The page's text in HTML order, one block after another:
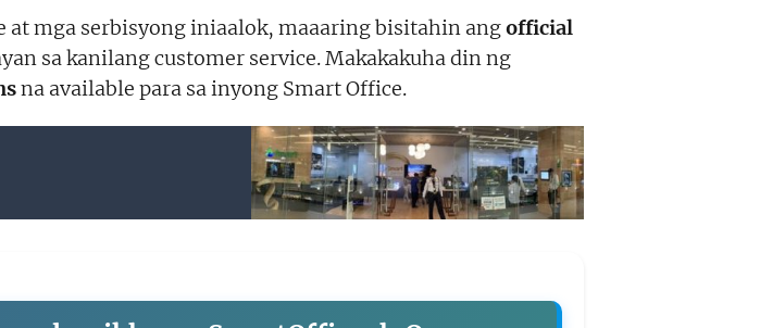
at mga serbisyong iniaalok, maaaring bisitahin angofficial
sa kanilang customer service. Makakakuha din ng
na available para sa inyong Smart Office.